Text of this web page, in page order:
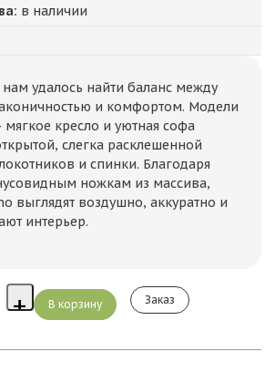
в наличии
удалось найти баланс между
и комфортом. Модели
кресло и уютная софа
слегка расклешенной
и спинки. Благодаря
ножкам из массива,
выглядят воздушно, аккуратно и
интерьер.
Заказ